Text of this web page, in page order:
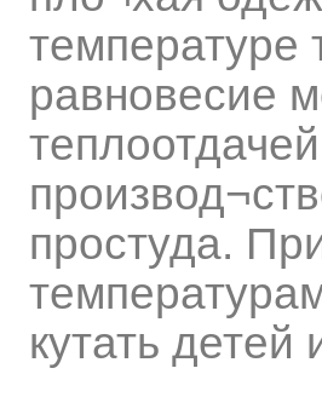
температуре
равновесие
простуда.
кутать